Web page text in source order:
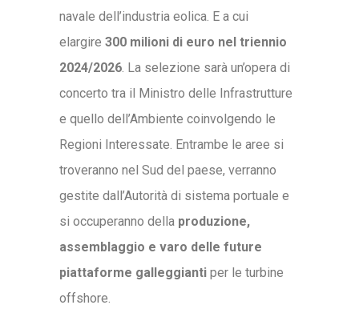
navale dell’industria eolica. E a cui
elargire 300 milioni di euro nel triennio
2024/2026. La selezione sarà un’opera di
concerto tra il Ministro delle Infrastrutture
e quello dell’Ambiente coinvolgendo le
Regioni Interessate. Entrambe le aree si
troveranno nel Sud del paese, verranno
gestite dall’Autorità di sistema portuale e
si occuperanno della produzione,
assemblaggio e varo delle future
piattaforme galleggianti per le turbine
offshore.